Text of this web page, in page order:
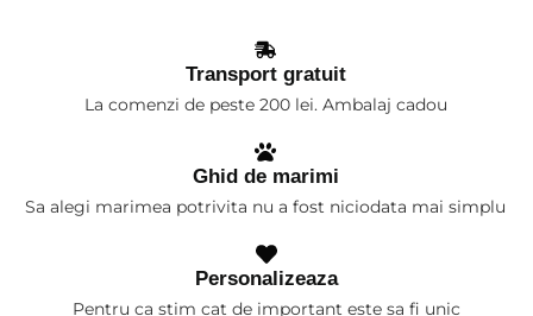
Transport gratuit
La comenzi de peste 200 lei. Ambalaj cadou
Ghid de marimi
Sa alegi marimea potrivita nu a fost niciodata mai simplu
Personalizeaza
Pentru ca stim cat de important este sa fi unic